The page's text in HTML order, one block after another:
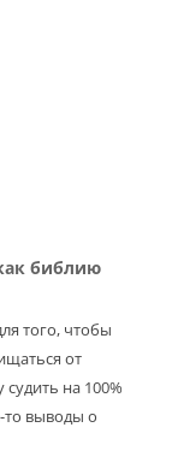
библию
того, чтобы
от
на 100%
то выводы о